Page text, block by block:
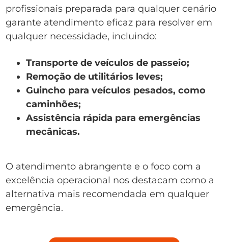
profissionais preparada para qualquer cenário
garante atendimento eficaz para resolver em
qualquer necessidade, incluindo:
Transporte de veículos de passeio;
Remoção de utilitários leves;
Guincho para veículos pesados, como
caminhões;
Assistência rápida para emergências
mecânicas.
O atendimento abrangente e o foco com a
excelência operacional nos destacam como a
alternativa mais recomendada em qualquer
emergência.